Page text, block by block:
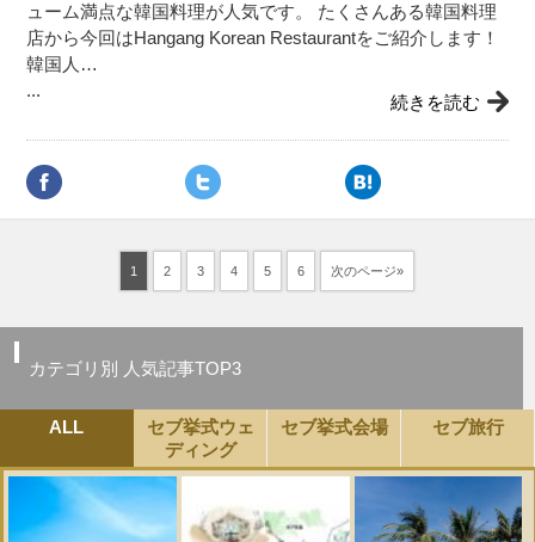
ューム満点な韓国料理が人気です。 たくさんある韓国料理
店から今回はHangang Korean Restaurantをご紹介します！
韓国人…
...
続きを読む
1 2 3 4 5 6 次のページ»
カテゴリ別 人気記事TOP3
ALL
セブ挙式ウェ
ディング
セブ挙式会場 セブ旅行